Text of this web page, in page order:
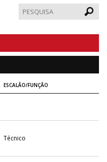
ESCALÃO/FUNÇÃO
Técnico